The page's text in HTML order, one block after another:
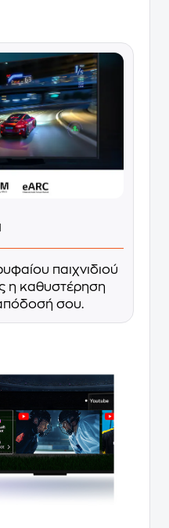
παιχνιδιού
η καθυστέρηση
σου.